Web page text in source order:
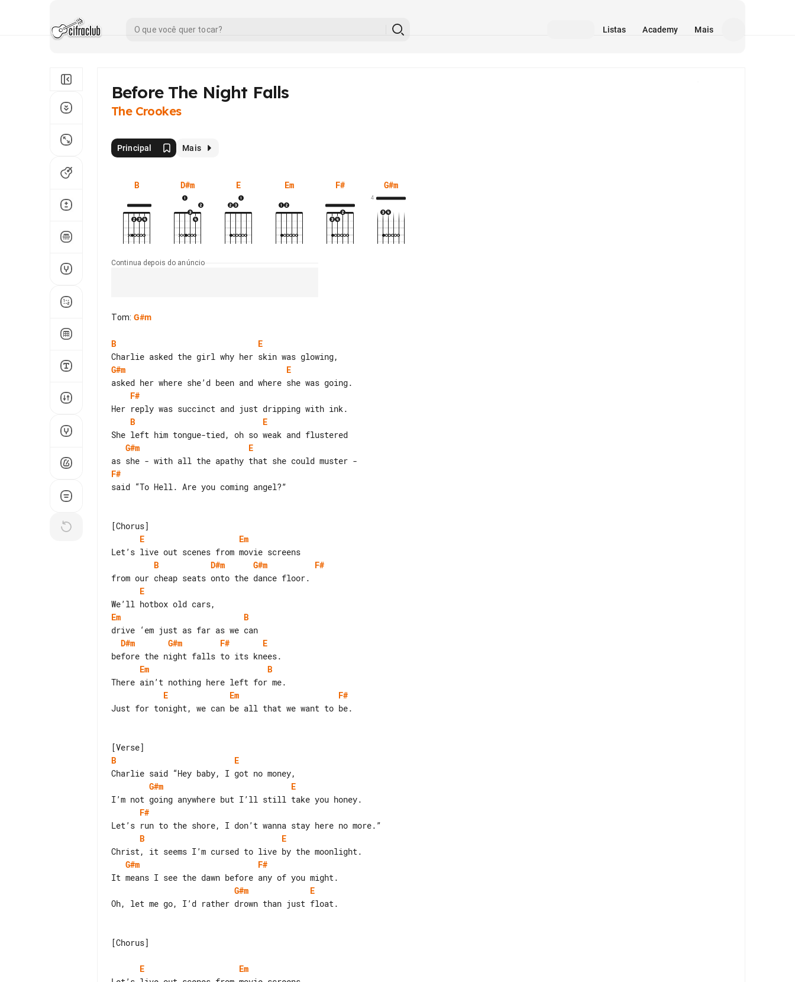
Listas Academy Mais
Before The Night Falls
The Crookes
Principal Mais
B D#m E Em F# G#m
4
Continua depois do anúncio
Tom: G#m
B
E
G#m
E
F#
B
E
G#m
E
F#
said “To Hell. Are you coming angel?”
E
Em
B
D#m G#m
F#
E
Em
B
D#m
G#m F#
E
Em
B
E
Em
F#
Just for tonight, we can be all that we want to be.
B
E
G#m
E
F#
B
E
G#m
F#
G#m
E
Oh, let me go, I’d rather drown than just float.
[Chorus]
E
Em